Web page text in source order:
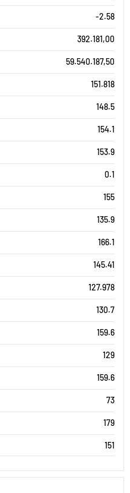
-2.58
392.181,00
59.540.187,50
151.818
148.5
154.1
153.9
0.1
155
135.9
166.1
145.41
127.978
130.7
159.6
129
159.6
73
179
151